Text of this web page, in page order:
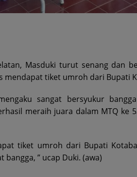
Masduki turut senang dan
mendapat tiket umroh dari Bupati
sangat bersyukur
meraih juara dalam MTQ ke
tiket umroh dari Bupati
” ucap Duki. (awa)